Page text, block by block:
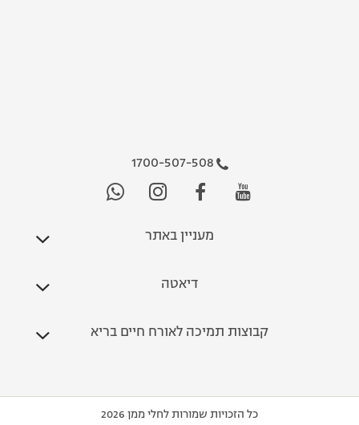
1700-507-508
מעניין באתר
דיאטה
קבוצות תמיכה לאורח חיים בריא
כל הזכויות שמורות לחלי ממן 2026